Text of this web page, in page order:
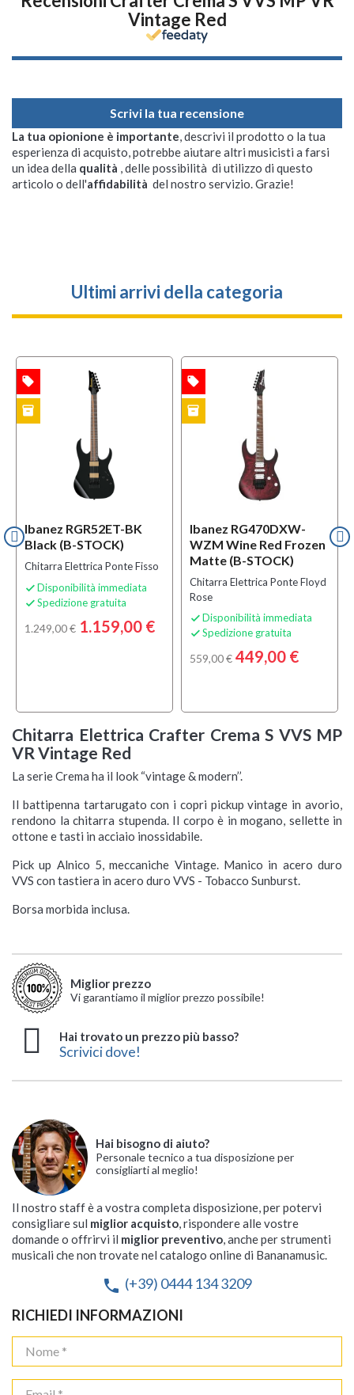
Vintage Red
Scrivi la tua recensione
La tua opionione è importante, descrivi il prodotto o la tua
esperienza di acquisto, potrebbe aiutare altri musicisti a farsi
un idea della qualità , delle possibilità di utilizzo di questo
articolo o dell'affidabilità del nostro servizio. Grazie!
Ultimi arrivi della categoria
Ibanez RGR52ET-BK
Black (B-STOCK)
Chitarra Elettrica Ponte Fisso
 Disponibilità immediata
 Spedizione gratuita
1.249,00 € 1.159,00 €
local_offer
inventory
Ibanez RG470DXW-
WZM Wine Red Frozen
Matte (B-STOCK)
Chitarra Elettrica Ponte Floyd
Rose
 Disponibilità immediata
 Spedizione gratuita
559,00 € 449,00 €
local_offer
inventory
Chitarra Elettrica Crafter Crema S VVS MP
VR Vintage Red
La serie Crema ha il look “vintage & modern’’.
Il battipenna tartarugato con i copri pickup vintage in avorio,
rendono la chitarra stupenda. Il corpo è in mogano, sellette in
ottone e tasti in acciaio inossidabile.
Pick up Alnico 5, meccaniche Vintage. Manico in acero duro
VVS con tastiera in acero duro VVS - Tobacco Sunburst.
Borsa morbida inclusa.
Miglior prezzo
Vi garantiamo il miglior prezzo possibile!
Hai trovato un prezzo più basso?
Scrivici dove!
Hai bisogno di aiuto?
Personale tecnico a tua disposizione per
consigliarti al meglio!
Il nostro staff è a vostra completa disposizione, per potervi
consigliare sul miglior acquisto, rispondere alle vostre
domande o offrirvi il miglior preventivo, anche per strumenti
musicali che non trovate nel catalogo online di Bananamusic.
phone (+39) 0444 134 3209
RICHIEDI INFORMAZIONI